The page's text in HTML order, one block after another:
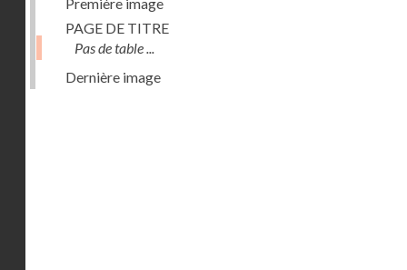
PAGE DE TITRE
Pas de table ...
Dernière image